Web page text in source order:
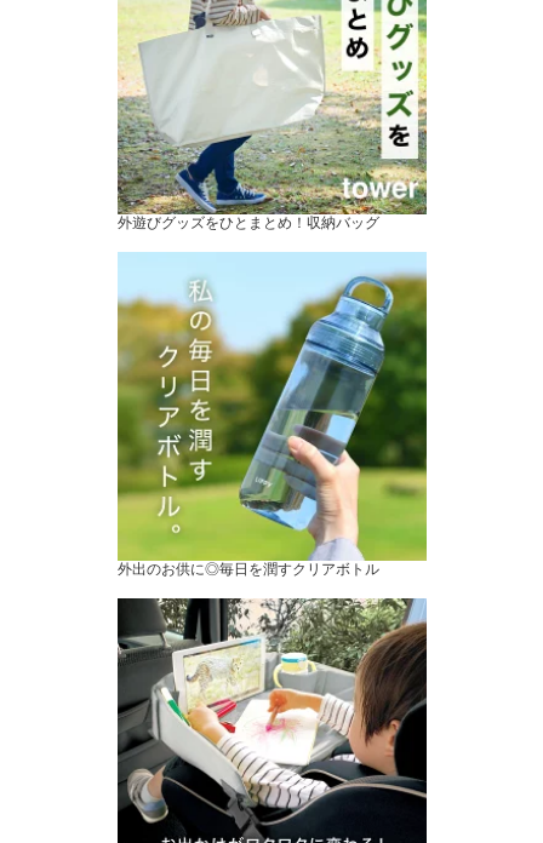
外遊びグッズをひとまとめ！収納バッグ
外出のお供に◎毎日を潤すクリアボトル